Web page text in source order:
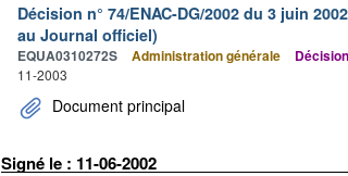
Décision n° 74/ENAC-DG/2002 du 3 juin
au Journal officiel)
EQUA0310272S Administration générale Décision
11-2003
Document principal
Signé le : 11-06-2002